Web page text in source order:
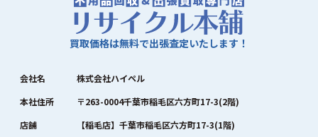
買取価格は無料で出張査定いたします！
会社名
株式会社ハイペル
本社住所
〒263-0004千葉市稲毛区六方町17-3(2階)
店舗
【稲毛店】千葉市稲毛区六方町17-3(1階)